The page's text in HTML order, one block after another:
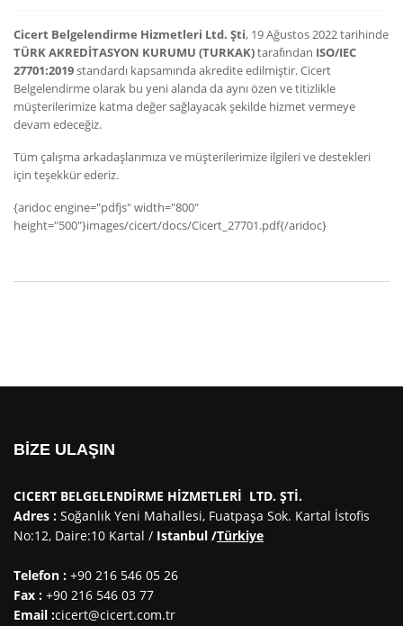
Cicert Belgelendirme Hizmetleri Ltd. Şti, 19 Ağustos 2022 tarihinde
TÜRK AKREDİTASYON KURUMU (TURKAK)tarafından ISO/IEC
27701:2019standardı kapsamında akredite edilmiştir. Cicert
Belgelendirme olarak bu yeni alanda da aynı özen ve titizlikle
müşterilerimize katma değer sağlayacak şekilde hizmet vermeye
devam edeceğiz.
Tüm çalışma arkadaşlarımıza ve müşterilerimize ilgileri ve destekleri
için teşekkür ederiz.
{aridoc engine="pdfjs" width="800"
height="500"}images/cicert/docs/Cicert_27701.pdf{/aridoc}
BİZE ULAŞIN
CICERT BELGELENDİRME HİZMETLERİ LTD. ŞTİ.
Adres : Soğanlık Yeni Mahallesi, Fuatpaşa Sok. Kartal İstofis
No:12, Daire:10 Kartal / Istanbul /Türkiye
Telefon : +90 216 546 05 26
Fax : +90 216 546 03 77
Email :cicert@cicert.com.tr